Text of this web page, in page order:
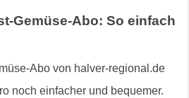
Gemüse-Abo: So einfach
Abo von halver-regional.de
noch einfacher und bequemer.